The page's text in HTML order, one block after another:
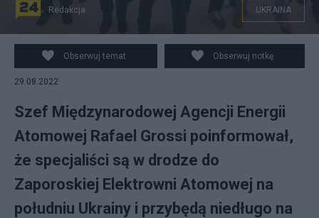
Misja Międzynarodowej Agencji Energii Atomowej jest
w drodze do Zaporoskiej Elektrownii Atomowej. Źródło:
Twitter/@rafaelmgrossi
Redakcja UKRAINA
Obserwuj temat Obserwuj notkę
29.08.2022
Szef Międzynarodowej Agencji Energii
Atomowej Rafael Grossi poinformował,
że specjaliści są w drodze do
Zaporoskiej Elektrowni Atomowej na
południu Ukrainy i przybędą niedługo na